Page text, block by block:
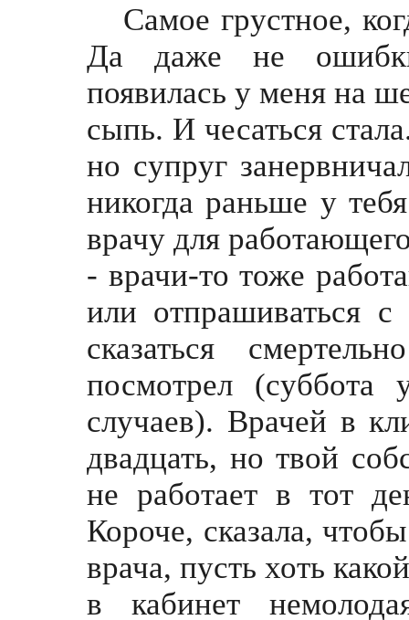
Самое грустное,
Да даже не
появилась у меня на
сыпь. И чесаться
но супруг
никогда раньше у
врачу для
- врачи-то тоже
или отпрашиваться
сказаться
посмотрел (суббота
случаев). Врачей в
двадцать, но твой
не работает в тот
Короче, сказала,
врача, пусть хоть
в кабинет